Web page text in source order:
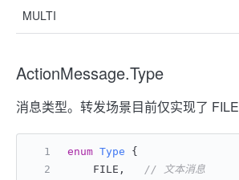
MULTI
ActionMessage.Type
消息类型。转发场景目前仅实现了 FILE
enum Type {
    FILE,
// 文本消息